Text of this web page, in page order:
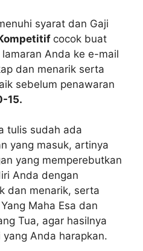
syarat dan Gaji
cocok buat
Anda ke e-mail
dan menarik serta
sebelum penawaran
15.
tulis sudah ada
yang masuk, artinya
yang memperebutkan
Anda dengan
dan menarik, serta
Maha Esa dan
Tua, agar hasilnya
Anda harapkan.